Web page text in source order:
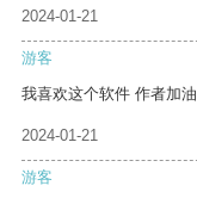
2024-01-21
游客
我喜欢这个软件 作者加油
2024-01-21
游客